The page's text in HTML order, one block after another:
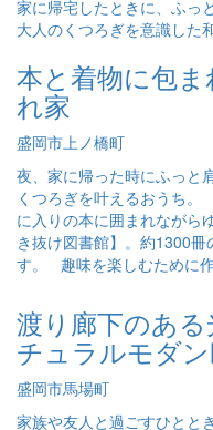
本と着物に包
れ家
盛岡市上ノ橋町
夜、家に帰った時にふっと
くつろぎを叶えるおうち
に入りの本に囲まれながら
き抜け図書館】。約1300
す。 趣味を楽しむために
渡り廊下のあ
チュラルモダ
盛岡市馬場町
家族や友人と過ごすひと